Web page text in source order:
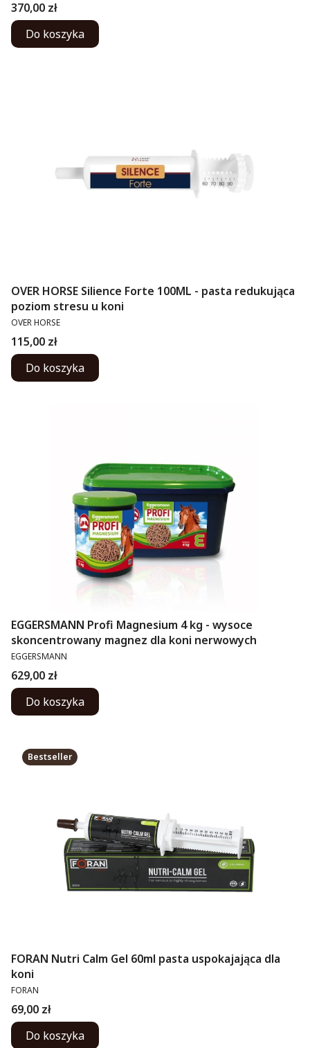
Cena
370,00 zł
Do koszyka
OVER HORSE Silience Forte 100ML - pasta redukująca
poziom stresu u koni
PRODUCENT
OVER HORSE
Cena
115,00 zł
Do koszyka
EGGERSMANN Profi Magnesium 4 kg - wysoce
skoncentrowany magnez dla koni nerwowych
PRODUCENT
EGGERSMANN
Cena
629,00 zł
Do koszyka
Bestseller
FORAN Nutri Calm Gel 60ml pasta uspokajająca dla
koni
PRODUCENT
FORAN
Cena
69,00 zł
Do koszyka